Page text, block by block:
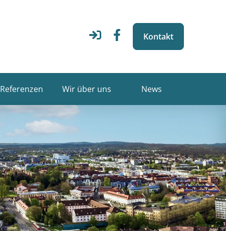
Kontakt
Referenzen Wir über uns News